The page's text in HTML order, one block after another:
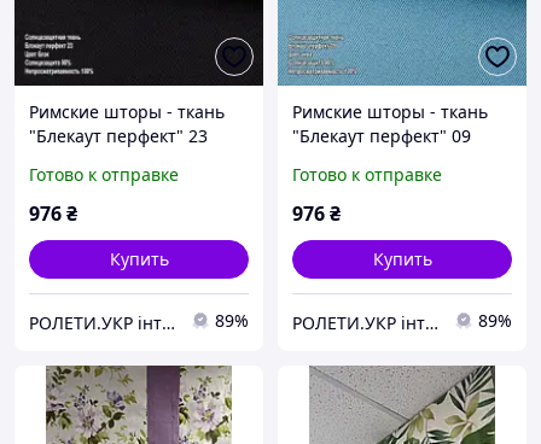
Римские шторы - ткань
"Блекаут перфект" 23
Готово к отправке
976₴
Купить
РОЛЕТИ.УКР інтернет-магазин ролет та жалюзі 89%
Римские шторы - ткань
"Блекаут перфект" 09
Готово к отправке
976₴
Купить
РОЛЕТИ.УКР інтернет-магазин ролет та жалюзі 89%